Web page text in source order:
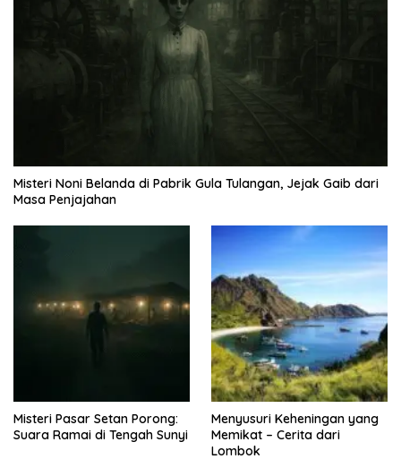
Misteri Noni Belanda di Pabrik Gula Tulangan, Jejak Gaib dari
Masa Penjajahan
Misteri Pasar Setan Porong:
Suara Ramai di Tengah Sunyi
Menyusuri Keheningan yang
Memikat – Cerita dari
Lombok